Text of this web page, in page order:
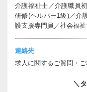
介護福祉士
介護職員
研修(ヘルパー1級)
介
護支援専門員
社会福
連絡先
求人に関するご質問・